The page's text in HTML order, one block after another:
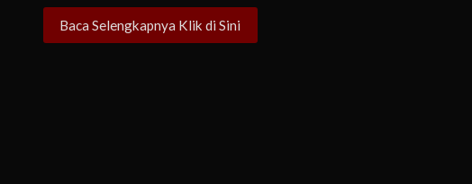
Baca Selengkapnya Klik di Sini